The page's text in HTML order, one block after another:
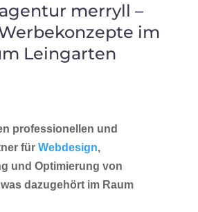
merryll –
im
Leingarten
professionellen und
für Webdesign,
und Optimierung von
dazugehört im Raum